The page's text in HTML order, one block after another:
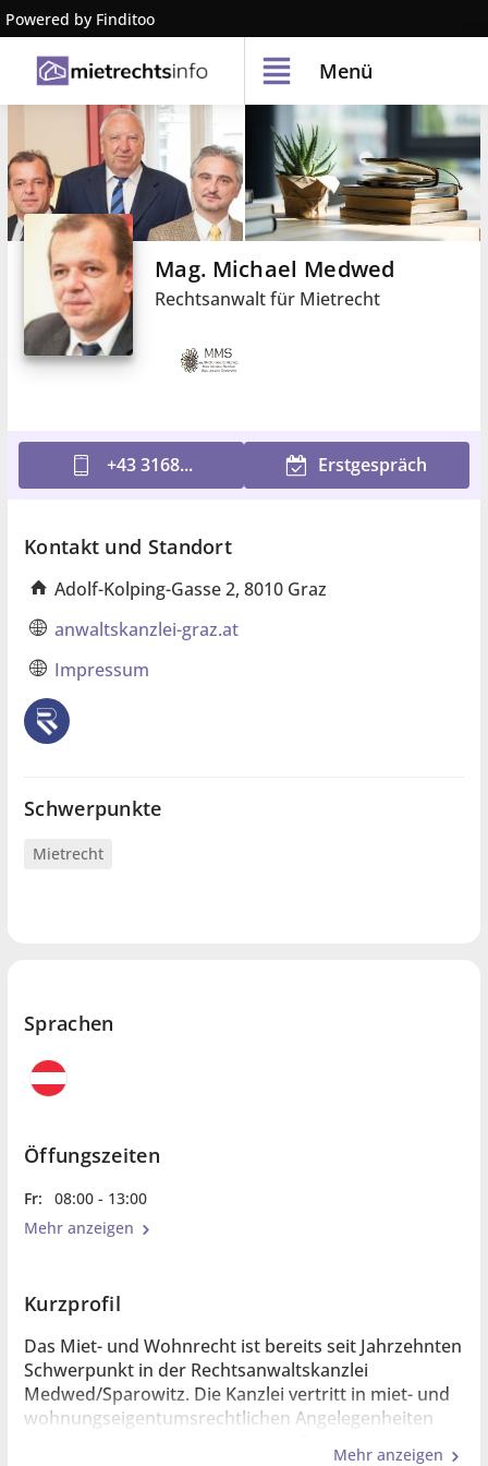
Powered by Finditoo
Menü
Mag. Michael Medwed
Rechtsanwalt für Mietrecht
+43 3168... Erstgespräch
Kontakt und Standort
Adolf-Kolping-Gasse 2, 8010 Graz
anwaltskanzlei-graz.at
Impressum
Schwerpunkte
Mietrecht
Sprachen
Öffungszeiten
Fr:
08:00 - 13:00
Mehr anzeigen
Kurzprofil
Das Miet- und Wohnrecht ist bereits seit Jahrzehnten
Schwerpunkt in der Rechtsanwaltskanzlei
Medwed/Sparowitz. Die Kanzlei vertritt in miet- und
wohnungseigentumsrechtlichen Angelegenheiten
Mehr anzeigen